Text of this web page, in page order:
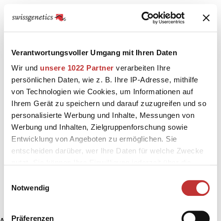
Verantwortungsvoller Umgang mit Ihren Daten
Wir und unsere 1022 Partner verarbeiten Ihre
persönlichen Daten, wie z. B. Ihre IP-Adresse, mithilfe
von Technologien wie Cookies, um Informationen auf
Ihrem Gerät zu speichern und darauf zuzugreifen und so
personalisierte Werbung und Inhalte, Messungen von
Werbung und Inhalten, Zielgruppenforschung sowie
Entwicklung von Angeboten zu ermöglichen. Sie
entscheiden darüber, wer Ihre Daten für welche Zwecke
Trigger Symbol ändern oder widerrufen
Notwendig
Präferenzen